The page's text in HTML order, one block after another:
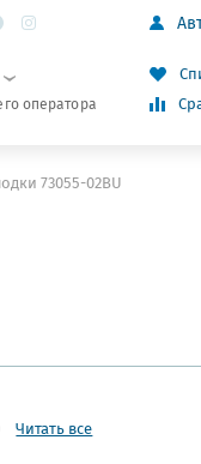
оператора
73055-02BU
Читать все